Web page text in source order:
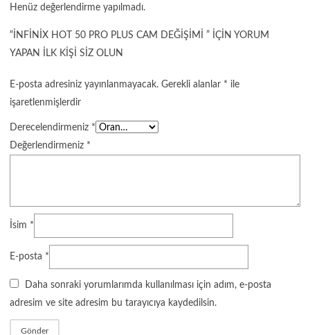
Henüz değerlendirme yapılmadı.
“İNFINIX HOT 50 PRO PLUS CAM DEĞIŞIMI ” IÇIN YORUM
YAPAN ILK KIŞI SIZ OLUN
E-posta adresiniz yayınlanmayacak. Gerekli alanlar * ile
işaretlenmişlerdir
Derecelendirmeniz *
Değerlendirmeniz *
İsim *
E-posta *
Daha sonraki yorumlarımda kullanılması için adım, e-posta
adresim ve site adresim bu tarayıcıya kaydedilsin.